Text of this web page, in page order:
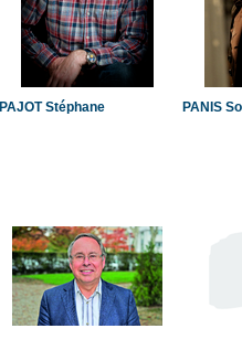
PAJOT Stéphane PANIS